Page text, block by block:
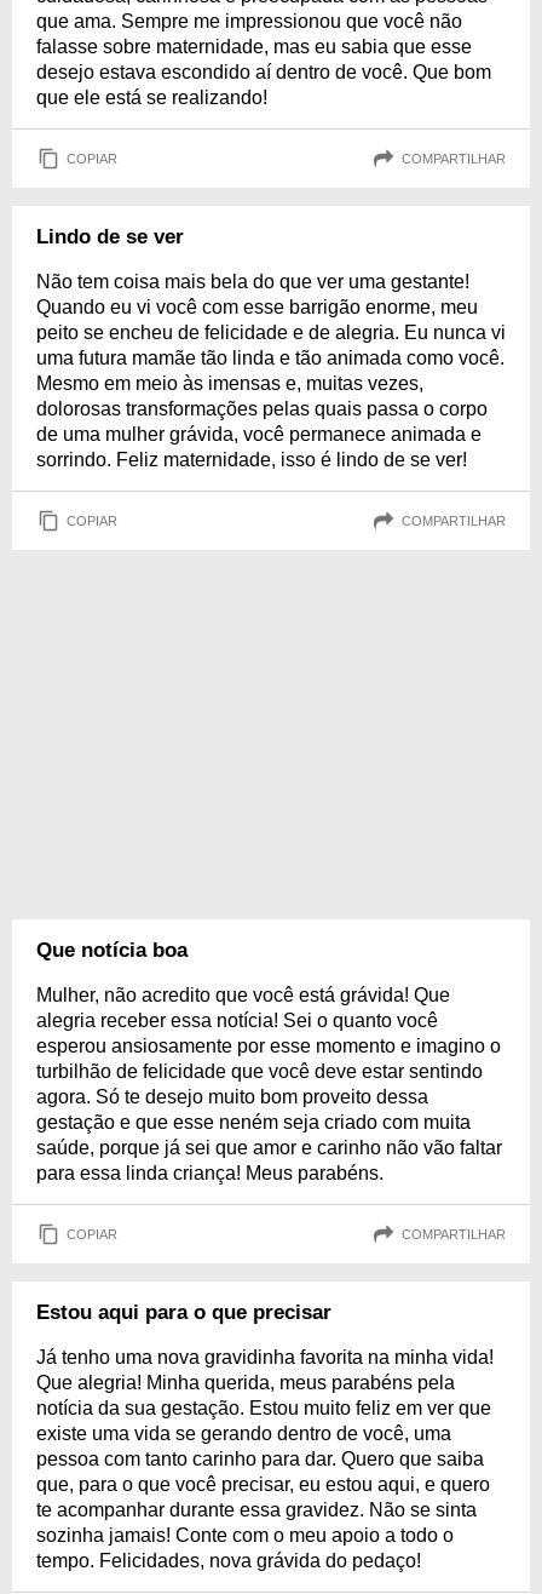
que ama. Sempre me impressionou que você não
falasse sobre maternidade, mas eu sabia que esse
desejo estava escondido aí dentro de você. Que bom
que ele está se realizando!
COPIAR COMPARTILHAR
Lindo de se ver
Não tem coisa mais bela do que ver uma gestante!
Quando eu vi você com esse barrigão enorme, meu
peito se encheu de felicidade e de alegria. Eu nunca vi
uma futura mamãe tão linda e tão animada como você.
Mesmo em meio às imensas e, muitas vezes,
dolorosas transformações pelas quais passa o corpo
de uma mulher grávida, você permanece animada e
sorrindo. Feliz maternidade, isso é lindo de se ver!
COPIAR COMPARTILHAR
Que notícia boa
Mulher, não acredito que você está grávida! Que
alegria receber essa notícia! Sei o quanto você
esperou ansiosamente por esse momento e imagino o
turbilhão de felicidade que você deve estar sentindo
agora. Só te desejo muito bom proveito dessa
gestação e que esse neném seja criado com muita
saúde, porque já sei que amor e carinho não vão faltar
para essa linda criança! Meus parabéns.
COPIAR COMPARTILHAR
Estou aqui para o que precisar
Já tenho uma nova gravidinha favorita na minha vida!
Que alegria! Minha querida, meus parabéns pela
notícia da sua gestação. Estou muito feliz em ver que
existe uma vida se gerando dentro de você, uma
pessoa com tanto carinho para dar. Quero que saiba
que, para o que você precisar, eu estou aqui, e quero
te acompanhar durante essa gravidez. Não se sinta
sozinha jamais! Conte com o meu apoio a todo o
tempo. Felicidades, nova grávida do pedaço!